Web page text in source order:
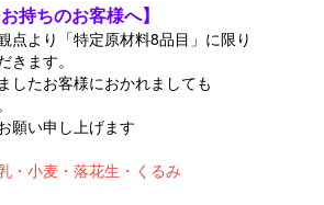
持ちのお客様へ】
点より「特定原材料8品目」に限り
ます。
したお客様におかれましても
願い申し上げます
・小麦・落花生・くるみ